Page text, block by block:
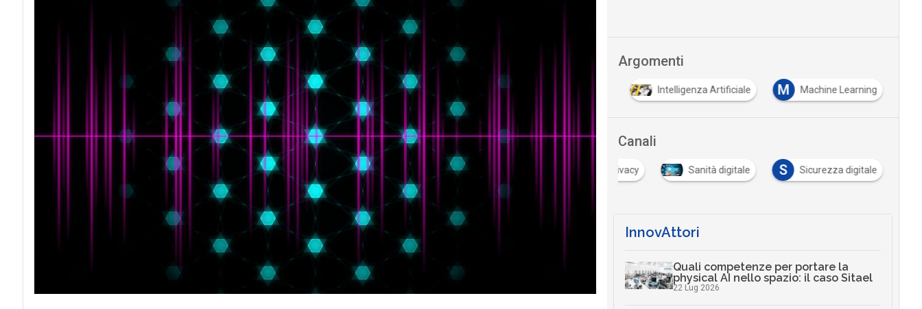
Argomenti
Intelligenza Artificiale M Machine Learning
Canali
Privacy Sanità digitale S Sicurezza digitale
InnovAttori
Quali competenze per portare la
physical AI nello spazio: il caso Sitael
22 Lug 2026